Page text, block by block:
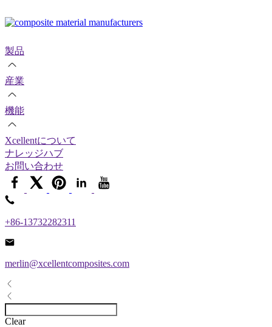
製品
産業
機能
Xcellentについて
ナレッジハブ
お問い合わせ
+86-13732282311
merlin@xcellentcomposites.com
Clear